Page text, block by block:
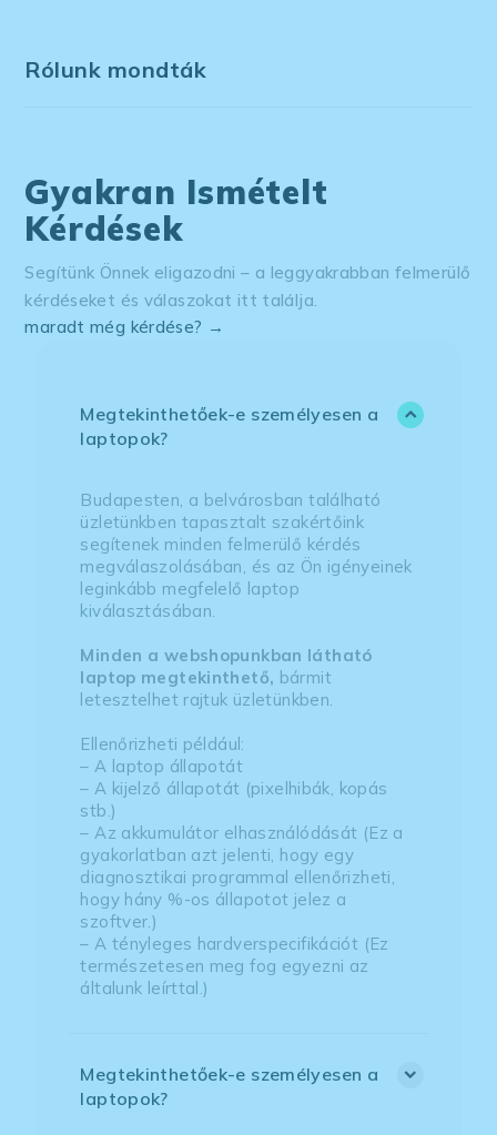
Rólunk mondták
Gyakran Ismételt
Kérdések
Segítünk Önnek eligazodni – a leggyakrabban felmerülő
kérdéseket és válaszokat itt találja.
maradt még kérdése? →
Megtekinthetőek-e személyesen a
laptopok?
Budapesten, a belvárosban található
üzletünkben tapasztalt szakértőink
segítenek minden felmerülő kérdés
megválaszolásában, és az Ön igényeinek
leginkább megfelelő laptop
kiválasztásában.
Minden a webshopunkban látható
laptop megtekinthető, bármit
letesztelhet rajtuk üzletünkben.
Ellenőrizheti például:
– A laptop állapotát
– A kijelző állapotát (pixelhibák, kopás
stb.)
– Az akkumulátor elhasználódását (Ez a
gyakorlatban azt jelenti, hogy egy
diagnosztikai programmal ellenőrizheti,
hogy hány %-os állapotot jelez a
szoftver.)
– A tényleges hardverspecifikációt (Ez
természetesen meg fog egyezni az
általunk leírttal.)
Megtekinthetőek-e személyesen a
laptopok?